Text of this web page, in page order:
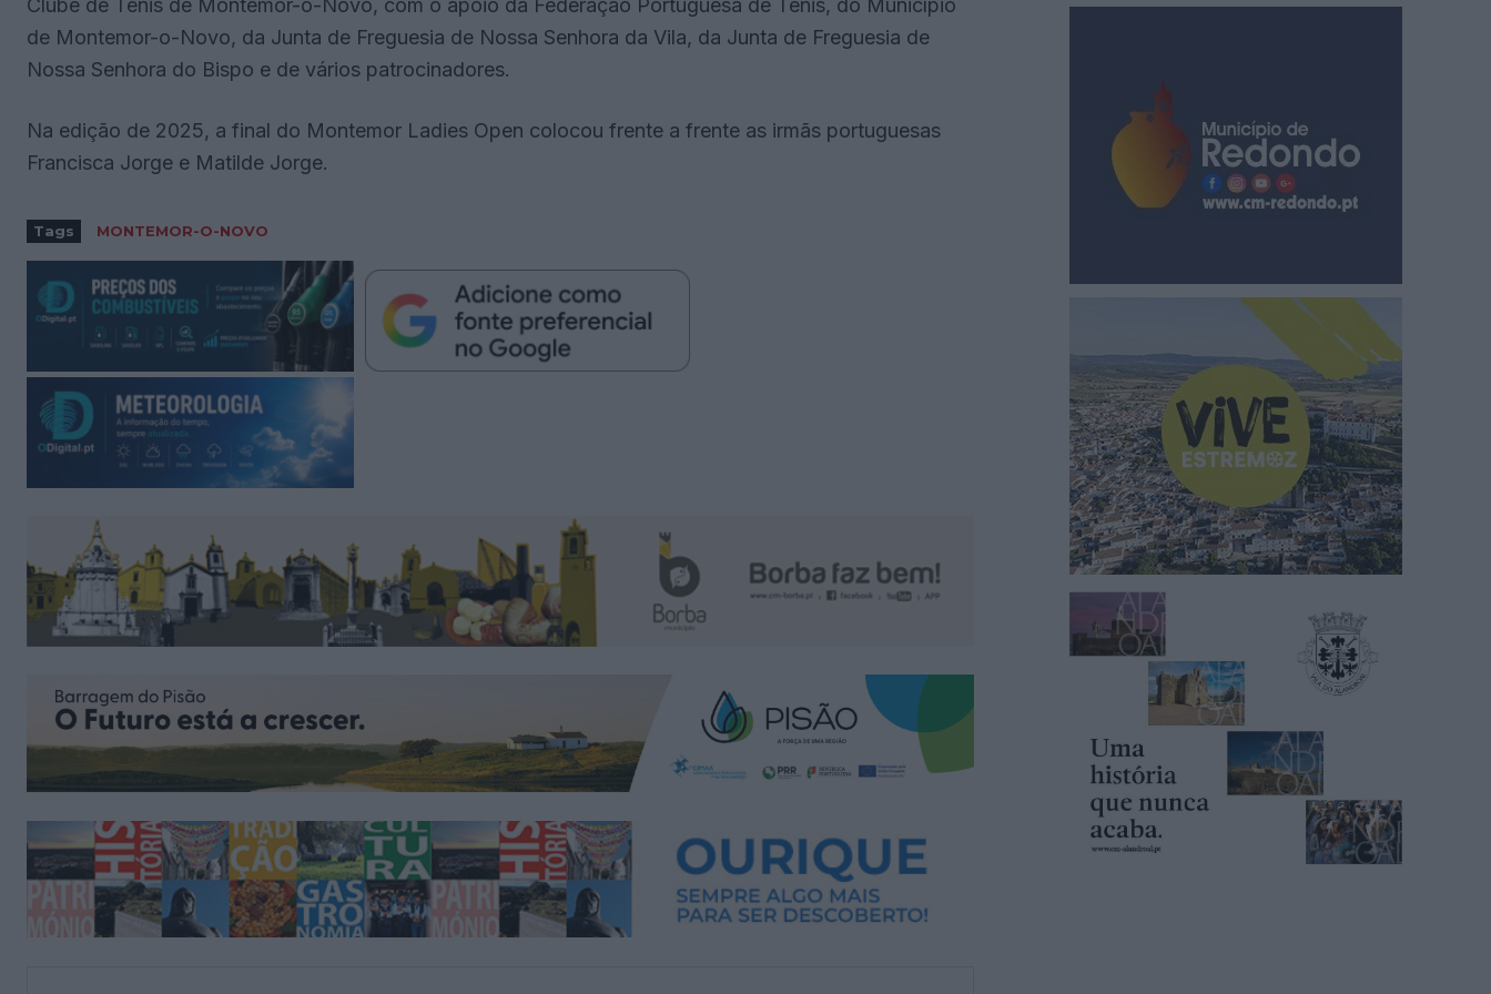
Clube de Ténis de Montemor-o-Novo, com o apoio da Federação Portuguesa de Ténis, do Município
de Montemor-o-Novo, da Junta de Freguesia de Nossa Senhora da Vila, da Junta de Freguesia de
Nossa Senhora do Bispo e de vários patrocinadores.
Na edição de 2025, a final do Montemor Ladies Open colocou frente a frente as irmãs portuguesas
Francisca Jorge e Matilde Jorge.
Tags MONTEMOR-O-NOVO